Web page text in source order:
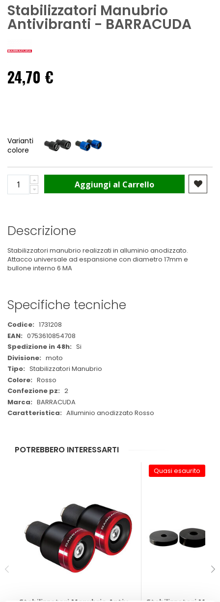
Stabilizzatori Manubrio
Antivibranti - BARRACUDA
24,70 €
Varianti
colore
Aggiungi al Carrello
Descrizione
Stabilizzatori manubrio realizzati in alluminio anodizzato.
Attacco universale ad espansione con diametro 17mm e
bullone interno 6 MA
Specifiche tecniche
Maggiori
Informazioni
1731208
0753610854708
Si
moto
Stabilizzatori Manubrio
Rosso
2
BARRACUDA
Alluminio anodizzato Rosso
POTREBBERO INTERESSARTI
Quasi esaurito